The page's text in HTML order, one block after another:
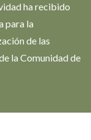
ha recibido
para la
de las
la Comunidad de